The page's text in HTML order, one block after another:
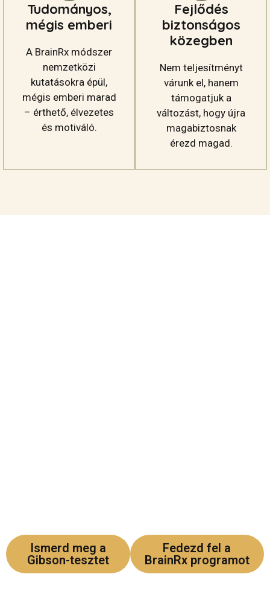
Tudományos,
mégis emberi
A BrainRx módszer
nemzetközi
kutatásokra épül,
mégis emberi marad
– érthető, élvezetes
és motiváló.
Fejlődés
biztonságos
közegben
Nem teljesítményt
várunk el, hanem
támogatjuk a
változást, hogy újra
magabiztosnak
érezd magad.
Ismerd meg a
Gibson-tesztet
Fedezd fel a
BrainRx programot